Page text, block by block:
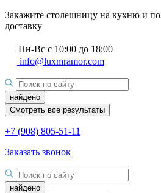
Закажите столешницу на кухню и
доставку
Пн-Вс с 10:00 до 18:00
info@luxmramor.com
найдено
Смотреть все результаты
+7 (908) 805-51-11
Заказать звонок
найдено